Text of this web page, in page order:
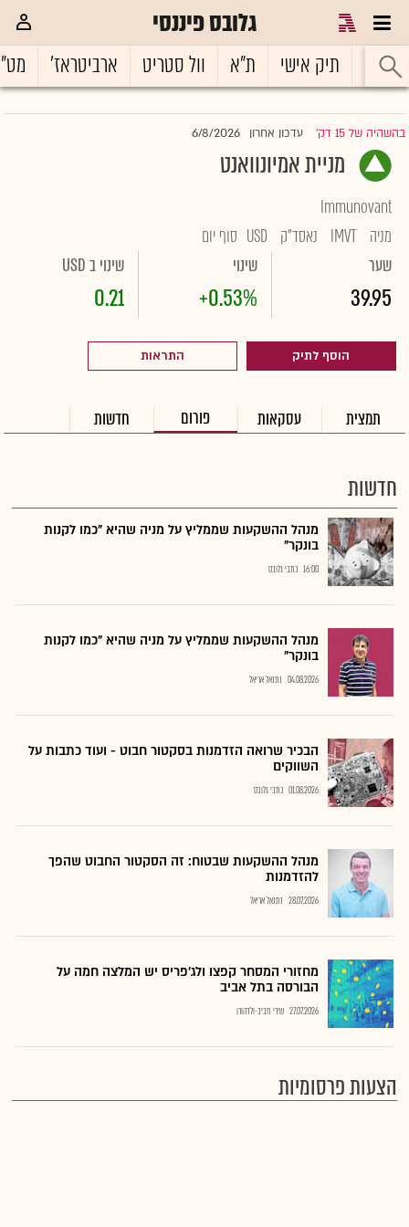
גלובס פיננסי
ראשי תיק אישי ת"א וול סטריט ארביטראז'
בהשהיה של 15 דק' |עדכון אחרון 6/8/2026
מניית אמיונוואנט
Immunovant
מניה IMVT נאסד"ק USD סוף יום
שער
39.95
שינוי
+0.53%
שינוי ב USD
0.21
הוסף לתיק התראות
תמצית עסקאות פורום חדשות
חדשות
מנהל ההשקעות שממליץ על מניה שהיא "כמו לקנות
בונקר"
16:00 כתבי גלובס
מנהל ההשקעות שממליץ על מניה שהיא "כמו לקנות
בונקר"
04.08.2026 נתנאל אריאל
הבכיר שרואה הזדמנות בסקטור חבוט - ועוד כתבות על
השווקים
01.08.2026 כתבי גלובס
מנהל ההשקעות שבטוח: זה הסקטור החבוט שהפך
להזדמנות
28.07.2026 נתנאל אריאל
מחזורי המסחר קפצו ולג'פריס יש המלצה חמה על
הבורסה בתל אביב
27.07.2026 שירי חביב-ולדהורן
הצעות פרסומיות